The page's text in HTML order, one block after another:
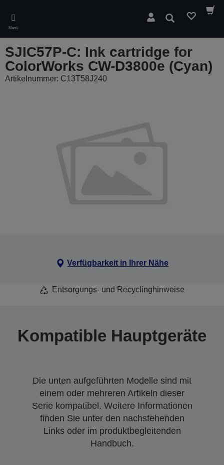
main
content
Menü
Suchen
SJIC57P-C: Ink cartridge for
ColorWorks CW-D3800e (Cyan)
Artikelnummer: C13T58J240
Verfügbarkeit in Ihrer Nähe
Entsorgungs- und Recyclinghinweise
Kompatible Hauptgeräte
Die unten aufgeführten Modelle sind mit
einem oder mehreren Artikeln dieser
Serie kompatibel. Weitere Informationen
finden Sie unter den nachstehenden
Links oder im produktbegleitenden
Handbuch.